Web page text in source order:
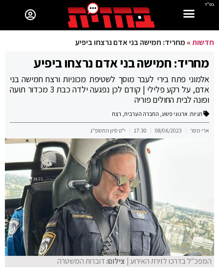
בס"ד
חדשות»מחריד: חמישה בני אדם נרצחו ביפיע
מחריד: חמישה בני אדם נרצחו ביפיע
אלמוני פתח בירי לעבר מוסך לשטיפת מכוניות ורצח חמישה בני
אדם, על רקע פלילי | קודם לכן נפגעה ילדה כבת 3 מכדור תועה
ופונה לבית החולים פוריה
תגיות: ארגוני פשע, החברה הערבית, רצח
ארי מסר 08/06/2023
17:30 י"ט סיון התשפ"ג
המפכ"ל בדרכו לזירת האירוע | צילום:דוברות המשטרה